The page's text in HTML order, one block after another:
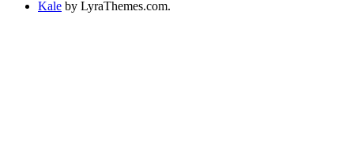
Kale by LyraThemes.com.